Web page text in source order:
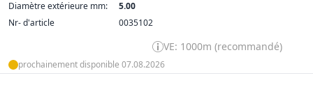
Diamètre extérieure mm:
5.00
Nr- d'article
0035102
VE: 1000m (recommandé)
prochainement disponible 07.08.2026